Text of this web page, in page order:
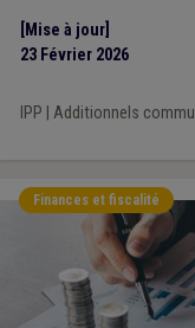
[Mise à jour]
23 Février 2026
IPP Additionnels
Finances et fiscalité